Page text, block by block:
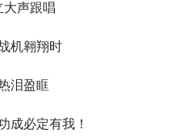
大声跟唱
机翱翔时
泪盈眶
成必定有我！